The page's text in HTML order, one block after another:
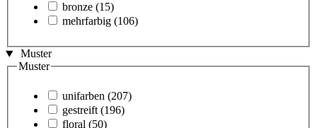
bronze (15)
mehrfarbig (106)
Muster
Muster
unifarben (207)
gestreift (196)
floral (50)